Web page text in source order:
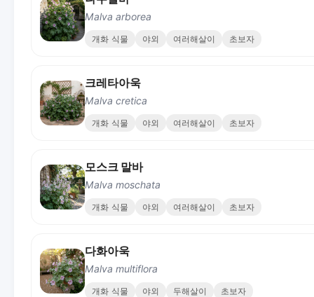
Malva arborea
개화 식물 야외 여러해살이 초보자
크레타아욱
Malva cretica
개화 식물 야외 여러해살이 초보자
모스크 말바
Malva moschata
개화 식물 야외 여러해살이 초보자
다화아욱
Malva multiflora
개화 식물 야외 두해살이 초보자